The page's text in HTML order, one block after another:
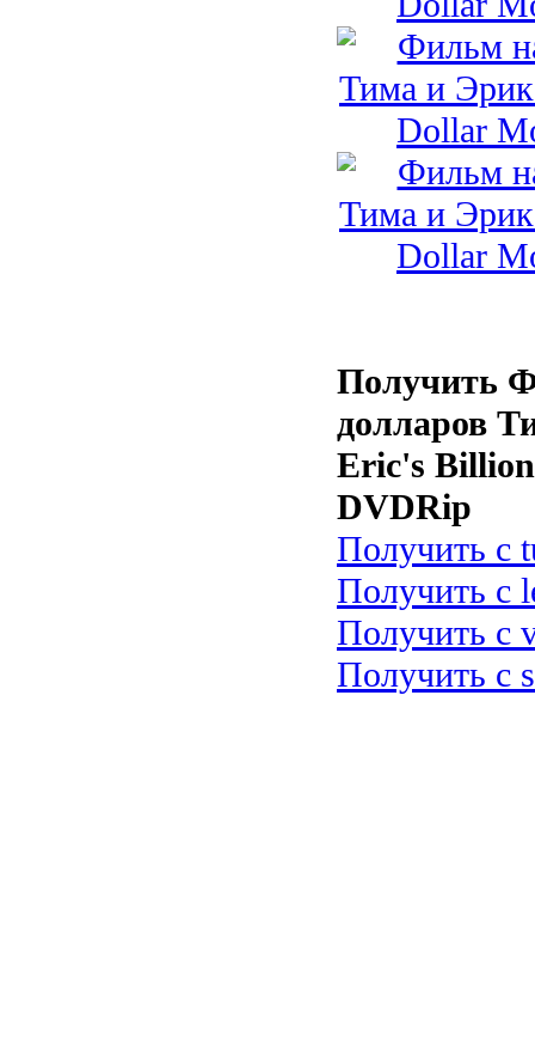
Получить
долларов
Eric's
DVDRip
Получить с
Получить с
Получить с
Получить с